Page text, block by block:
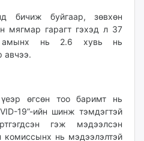
бичиж буйгаар, зөвхөн
мягмар гарагт гэхэд л 37
нь 2.6 хувь нь
авчээ.
өгсөн тоо баримт нь
19”-ийн шинж тэмдэгтэй
гэж мэдээлсэн
комиссынх нь мэдээлэлтэй